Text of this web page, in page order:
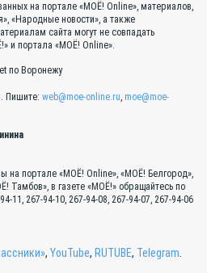
на портале «МОЁ! Online», материалов,
«Народные новости», а также
сайта могут не совпадать
и портала «МОЁ! Online».
по Воронежу
Пишите: web@moe-online.ru, moe@moe-
на портале «МОЁ! Online», «МОЁ! Белгород»,
Тамбов», в газете «МОЁ!» обращайтесь по
11, 267-94-10, 267-94-08, 267-94-07, 267-94-06
, YouTube, RUTUBE, Telegram.